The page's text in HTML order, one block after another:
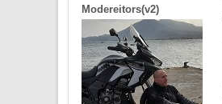
Modereitors(v2)